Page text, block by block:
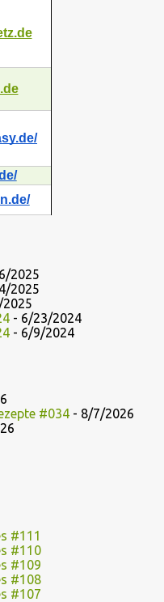
2025
2025
- 6/23/2024
- 6/9/2024
#034 - 8/7/2026
#111
#110
#109
#108
#107